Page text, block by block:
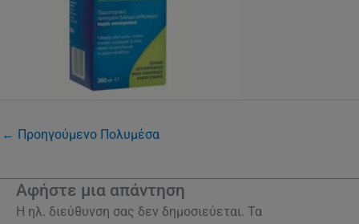
← Προηγούμενο Πολυμέσα
Αφήστε μια απάντηση
Η ηλ. διεύθυνση σας δεν δημοσιεύεται. Τα